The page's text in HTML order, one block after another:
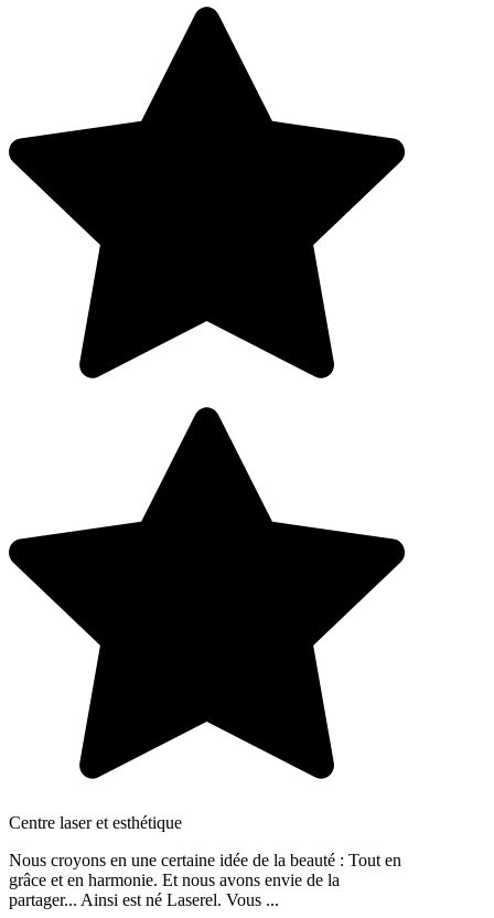
Centre laser et esthétique
Nous croyons en une certaine idée de la beauté : Tout en
grâce et en harmonie. Et nous avons envie de la
partager... Ainsi est né Laserel. Vous ...